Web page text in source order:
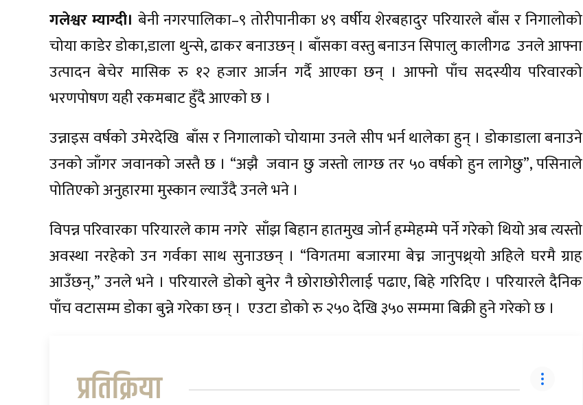
गलेश्वर म्याग्दी। बेनी नगरपालिका–९ तोरीपानीका ४९ वर्षीय शेरबहादुर परियारले बाँस र निगालोको
चोया काडेर डोका,डाला थुन्से, ढाकर बनाउछन् । बाँसका वस्तु बनाउन सिपालु कालीगढ उनले आफ्ना
उत्पादन बेचेर मासिक रु १२ हजार आर्जन गर्दै आएका छन् । आफ्नो पाँच सदस्यीय परिवारको
भरणपोषण यही रकमबाट हुँदै आएको छ ।
उन्नाइस वर्षको उमेरदेखि बाँस र निगालाको चोयामा उनले सीप भर्न थालेका हुन् । डोकाडाला बनाउने
उनको जाँगर जवानको जस्तै छ । “अझै जवान छु जस्तो लाग्छ तर ५० वर्षको हुन लागेछु”, पसिनाले
पोतिएको अनुहारमा मुस्कान ल्याउँदै उनले भने ।
विपन्न परिवारका परियारले काम नगरे साँझ बिहान हातमुख जोर्न हम्मेहम्मे पर्ने गरेको थियो अब त्यस्तो
अवस्था नरहेको उन गर्वका साथ सुनाउछन् । “विगतमा बजारमा बेच्न जानुपथ्र्यो अहिले घरमै ग्राह
आउँछन्,” उनले भने । परियारले डोको बुनेर नै छोराछोरीलाई पढाए, बिहे गरिदिए । परियारले दैनिक
पाँच वटासम्म डोका बुन्ने गरेका छन् । एउटा डोको रु २५० देखि ३५० सम्ममा बिक्री हुने गरेको छ ।
प्रतिक्रिया